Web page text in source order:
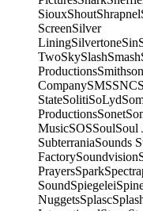
SiouxShoutShrapnel
ScreenSilver
LiningSilvertoneSin
TwoSkySlashSmash
Productions
CompanySMSSNC
StateSolitiSoLyd
ProductionsSonet
MusicSOSSoulSoul
SubterraniaSounds
FactorySoundvision
PrayersSpark
SoundSpiegelei
NuggetsSplasc